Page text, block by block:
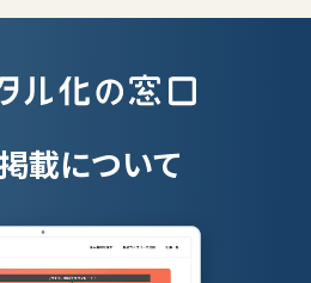
授業支援シス
載について